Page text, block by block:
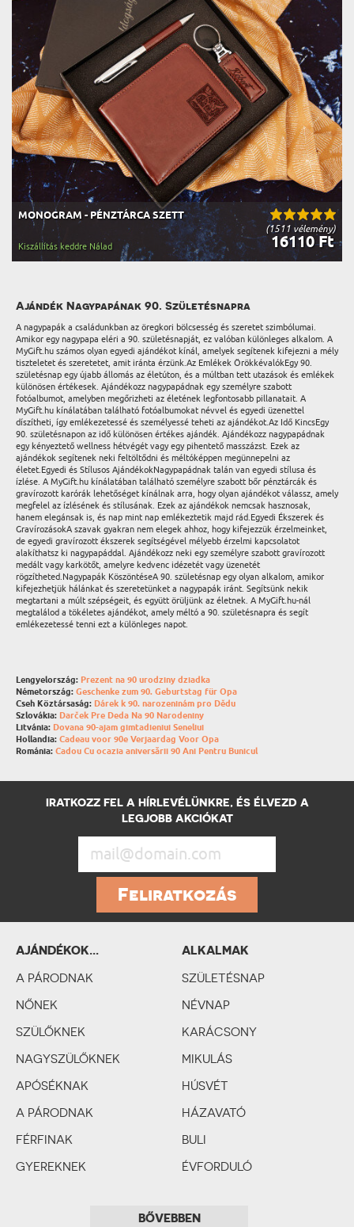
(1511 vélemény)
MONOGRAM - PÉNZTÁRCA SZETT
16110 Ft
Kiszállítás keddre Nálad
Ajándék Nagypapának 90. Születésnapra
A nagypapák a családunkban az öregkori bölcsesség és szeretet szimbólumai.
Amikor egy nagypapa eléri a 90. születésnapját, ez valóban különleges alkalom. A
MyGift.hu számos olyan egyedi ajándékot kínál, amelyek segítenek kifejezni a mély
tiszteletet és szeretetet, amit iránta érzünk.Az Emlékek ÖrökkévalókEgy 90.
születésnap egy újabb állomás az életúton, és a múltban tett utazások és emlékek
különösen értékesek. Ajándékozz nagypapádnak egy személyre szabott
fotóalbumot, amelyben megőrizheti az életének legfontosabb pillanatait. A
MyGift.hu kínálatában található fotóalbumokat névvel és egyedi üzenettel
díszítheti, így emlékezetessé és személyessé teheti az ajándékot.Az Idő KincsEgy
90. születésnapon az idő különösen értékes ajándék. Ajándékozz nagypapádnak
egy kényeztető wellness hétvégét vagy egy pihentető masszázst. Ezek az
ajándékok segítenek neki feltöltődni és méltóképpen megünnepelni az
életet.Egyedi és Stílusos AjándékokNagypapádnak talán van egyedi stílusa és
ízlése. A MyGift.hu kínálatában található személyre szabott bőr pénztárcák és
gravírozott karórák lehetőséget kínálnak arra, hogy olyan ajándékot válassz, amely
megfelel az ízlésének és stílusának. Ezek az ajándékok nemcsak hasznosak,
hanem elegánsak is, és nap mint nap emlékeztetik majd rád.Egyedi Ékszerek és
GravírozásokA szavak gyakran nem elegek ahhoz, hogy kifejezzük érzelmeinket,
de egyedi gravírozott ékszerek segítségével mélyebb érzelmi kapcsolatot
alakíthatsz ki nagypapáddal. Ajándékozz neki egy személyre szabott gravírozott
medált vagy karkötőt, amelyre kedvenc idézetét vagy üzenetét
rögzítheted.Nagypapák KöszöntéseA 90. születésnap egy olyan alkalom, amikor
kifejezhetjük hálánkat és szeretetünket a nagypapák iránt. Segítsünk nekik
megtartani a múlt szépségeit, és együtt örüljünk az életnek. A MyGift.hu-nál
megtalálod a tökéletes ajándékot, amely méltó a 90. születésnapra és segít
emlékezetessé tenni ezt a különleges napot.
Lengyelország: Prezent na 90 urodziny dziadka
Németország: Geschenke zum 90. Geburtstag für Opa
Cseh Köztársaság: Dárek k 90. narozeninám pro Dědu
Szlovákia: Darček Pre Deda Na 90 Narodeniny
Litvánia: Dovana 90-ajam gimtadieniui Seneliui
Hollandia: Cadeau voor 90e Verjaardag Voor Opa
Románia: Cadou Cu ocazia aniversării 90 Ani Pentru Bunicul
IRATKOZZ FEL A HÍRLEVÉLÜNKRE, ÉS ÉLVEZD A
LEGJOBB AKCIÓKAT
Feliratkozás
AJÁNDÉKOK...
A PÁRODNAK
NŐNEK
SZÜLŐKNEK
NAGYSZÜLŐKNEK
APÓSÉKNAK
A PÁRODNAK
FÉRFINAK
GYEREKNEK
SZERINT
ALKALMAK
SZÜLETÉSNAP
NÉVNAP
KARÁCSONY
MIKULÁS
HÚSVÉT
HÁZAVATÓ
BULI
ÉVFORDULÓ
ESKÜVŐ
BŐVEBBEN